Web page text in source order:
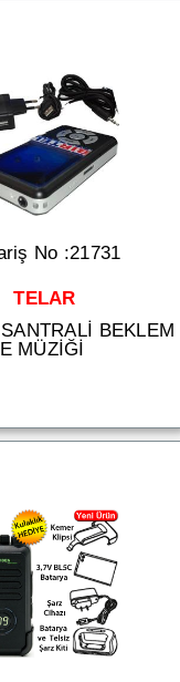
No :21731
TELAR
BEKLEM
E MÜZİĞİ